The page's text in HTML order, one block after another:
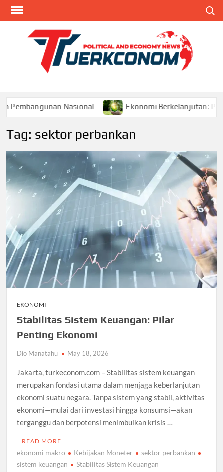
Skip
Nasional Ekonomi Berkelanjutan: Pilar
Tag: sektor perbankan
EKONOMI
Stabilitas Sistem Keuangan: Pilar
Penting Ekonomi
Dio Manatahu May 18, 2026
Jakarta, turkeconom.com – Stabilitas sistem keuangan
merupakan fondasi utama dalam menjaga keberlanjutan
ekonomi suatu negara. Tanpa sistem yang stabil, aktivitas
ekonomi—mulai dari investasi hingga konsumsi—akan
terganggu dan berpotensi menimbulkan krisis …
READ MORE
ekonomi makro Kebijakan Moneter
sektor perbankan
sistem keuangan
Stabilitas Sistem Keuangan